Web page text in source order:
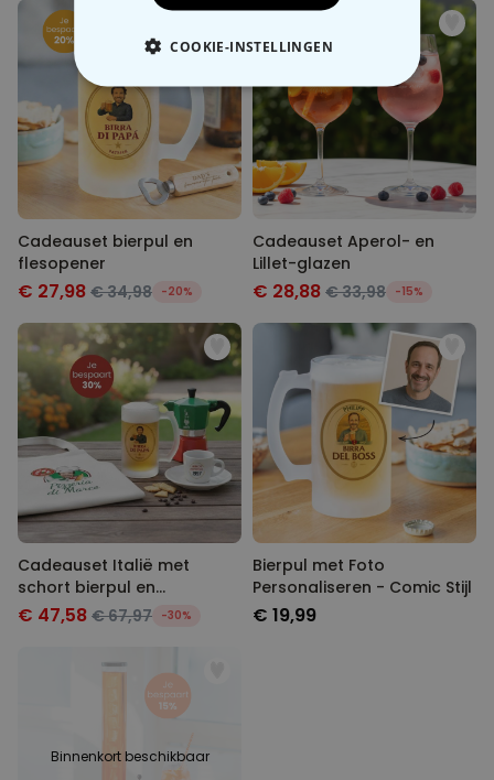
Cadeauset bierpul en
flesopener
€ 27,98 € 34,98 -20%
Cadeauset Aperol- en
Lillet-glazen
€ 28,88 € 33,98 -15%
Cadeauset Italië met
schort bierpul en
espressokopje
€ 47,58 € 67,97 -30%
Bierpul met Foto
Personaliseren - Comic Stijl
€ 19,99
Binnenkort beschikbaar
COOKIE-INSTELLINGEN
NOODZAKELIJK
PERFORMANCE
MARKETING OVERIGE